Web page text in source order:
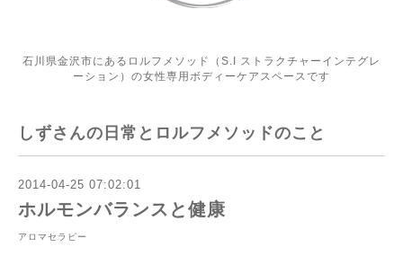
石川県金沢市にあるロルフメソッド（S.I ストラクチャーインテグレ
ーション）の女性専用ボディーケアスペースです
しずさんの日常とロルフメソッドのこと
2014-04-25 07:02:01
ホルモンバランスと健康
アロマセラピー